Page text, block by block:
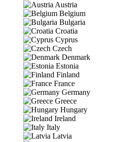
Austria
Belgium
Bulgaria
Croatia
Cyprus
Czech
Denmark
Estonia
Finland
France
Germany
Greece
Hungary
Ireland
Italy
Latvia